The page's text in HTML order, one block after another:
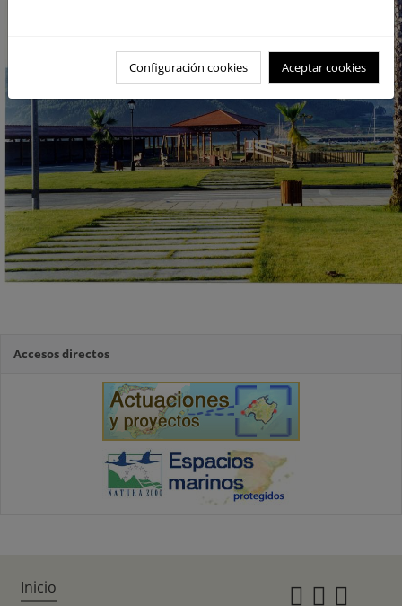
Accesos directos
Configuración cookies Aceptar cookies
Inicio